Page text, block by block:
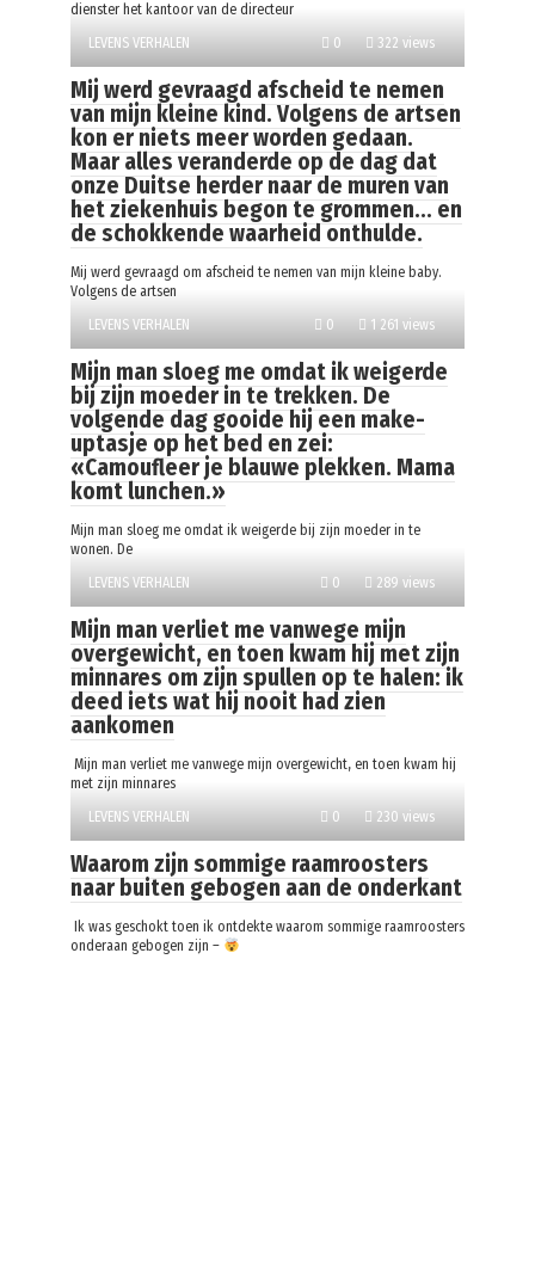
dienster het kantoor van de directeur
LEVENS VERHALEN
0 322 views
Mij werd gevraagd afscheid te nemen
van mijn kleine kind. Volgens de artsen
kon er niets meer worden gedaan.
Maar alles veranderde op de dag dat
onze Duitse herder naar de muren van
het ziekenhuis begon te grommen… en
de schokkende waarheid onthulde.
Mij werd gevraagd om afscheid te nemen van mijn kleine baby.
Volgens de artsen
LEVENS VERHALEN
0 1 261 views
Mijn man sloeg me omdat ik weigerde
bij zijn moeder in te trekken. De
volgende dag gooide hij een make-
uptasje op het bed en zei:
«Camoufleer je blauwe plekken. Mama
komt lunchen.»
Mijn man sloeg me omdat ik weigerde bij zijn moeder in te
wonen. De
LEVENS VERHALEN
0 289 views
Mijn man verliet me vanwege mijn
overgewicht, en toen kwam hij met zijn
minnares om zijn spullen op te halen: ik
deed iets wat hij nooit had zien
aankomen
Mijn man verliet me vanwege mijn overgewicht, en toen kwam hij
met zijn minnares
LEVENS VERHALEN
0 230 views
Waarom zijn sommige raamroosters
naar buiten gebogen aan de onderkant
Ik was geschokt toen ik ontdekte waarom sommige raamroosters
onderaan gebogen zijn –